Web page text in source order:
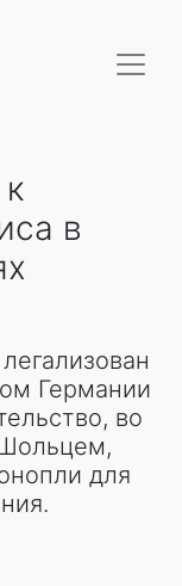
в
Германии
во
для